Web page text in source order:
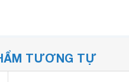
TƯƠNG TỰ